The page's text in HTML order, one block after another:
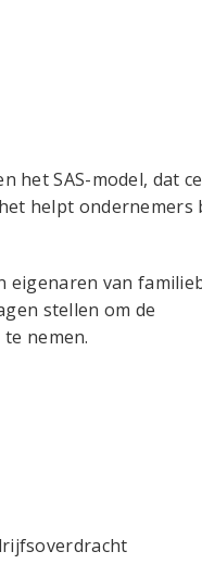
het SAS-model, dat
helpt ondernemers
eigenaren van
stellen om de
nemen.